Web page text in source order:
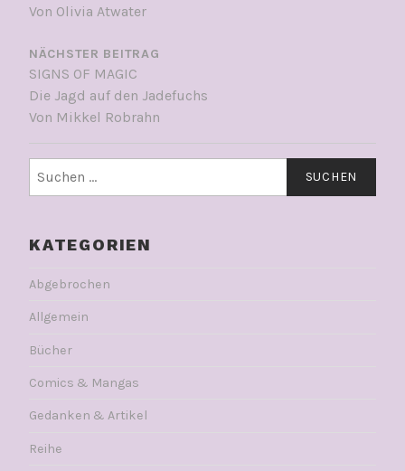
Von Olivia Atwater
NÄCHSTER BEITRAG
SIGNS OF MAGIC
Die Jagd auf den Jadefuchs
Von Mikkel Robrahn
nach:
KATEGORIEN
Abgebrochen
Allgemein
Bücher
Comics & Mangas
Gedanken & Artikel
Reihe